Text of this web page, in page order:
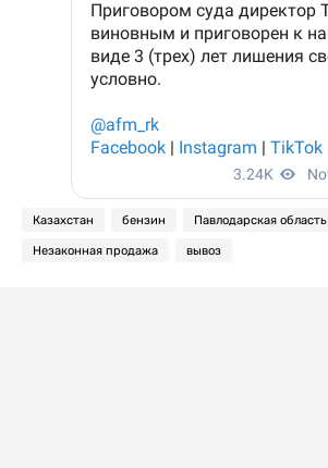
Казахстан бензин Павлодарская область
Незаконная продажа вывоз